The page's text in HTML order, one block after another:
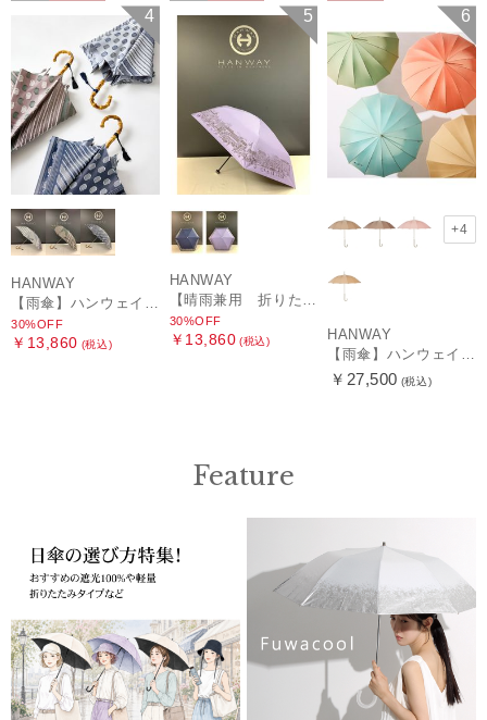
4
HANWAY
30%OFF
￥13,860 (税込)
5
HANWAY
30%OFF
￥13,860 (税込)
6
+4
HANWAY
￥27,500 (税込)
Feature